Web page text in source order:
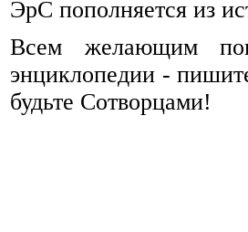
ЭрС пополняется из
Всем желающим
энциклопедии -
будьте Сотворцами!